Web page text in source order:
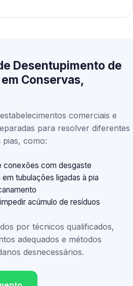
Desentupimento de
Conservas,
comerciais e
para resolver diferentes
pias, como:
conexões com desgaste
tubulações ligadas à pia
acúmulo de resíduos
por técnicos qualificados,
adequados e métodos
desnecessários.